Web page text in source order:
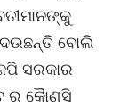
ବୋଲି
ସରକାର
ର କୈାଣସି